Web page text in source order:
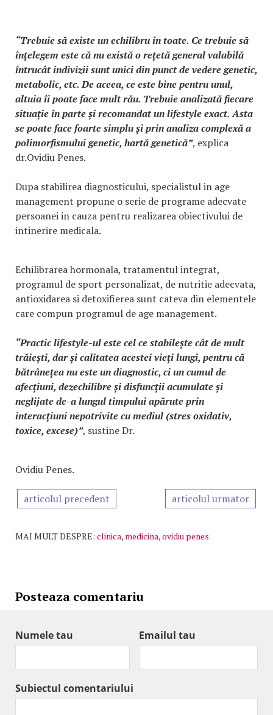
“Trebuie să existe un echilibru în toate. Ce trebuie să
înțelegem este că nu există o rețetă general valabilă
întrucât indivizii sunt unici din punct de vedere genetic,
metabolic, etc. De aceea, ce este bine pentru unul,
altuia îi poate face mult rău. Trebuie analizată fiecare
situație în parte și recomandat un lifestyle exact. Asta
se poate face foarte simplu și prin analiza complexă a
polimorfismului genetic, hartă genetică”, explica
dr.Ovidiu Penes.
Dupa stabilirea diagnosticului, specialistul in age
management propune o serie de programe adecvate
persoanei in cauza pentru realizarea obiectivului de
intinerire medicala.
Echilibrarea hormonala, tratamentul integrat,
programul de sport personalizat, de nutritie adecvata,
antioxidarea si detoxifierea sunt cateva din elementele
care compun programul de age management.
“Practic lifestyle-ul este cel ce stabilește cât de mult
trăiești, dar și calitatea acestei vieți lungi, pentru că
bătrânețea nu este un diagnostic, ci un cumul de
afecțiuni, dezechilibre și disfuncții acumulate și
neglijate de-a lungul timpului apărute prin
interacțiuni nepotrivite cu mediul (stres oxidativ,
toxice, excese)”, sustine Dr.
Ovidiu Penes.
articolul precedent articolul urmator
MAI MULT DESPRE: clinica, medicina,ovidiu penes
Posteaza comentariu
Numele tau Emailul tau
Subiectul comentariului